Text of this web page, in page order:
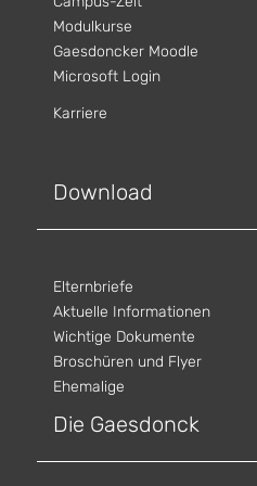
Modulkurse
Gaesdoncker Moodle
Microsoft Login
Karriere
Download
Elternbriefe
Aktuelle Informationen
Wichtige Dokumente
Broschüren und Flyer
Ehemalige
Die Gaesdonck